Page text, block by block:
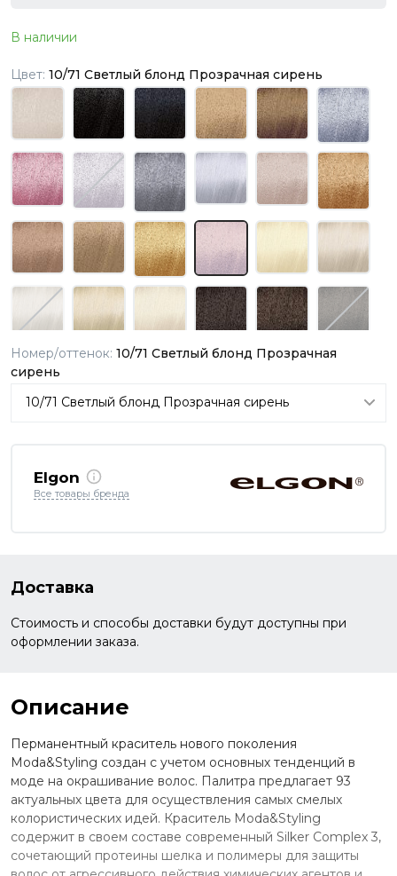
В наличии
Цвет: 10/71 Светлый блонд Прозрачная сирень
Номер/оттенок: 10/71 Светлый блонд Прозрачная
сирень
Elgon
Все товары бренда
Доставка
Стоимость и способы доставки будут доступны при
оформлении заказа.
Описание
Перманентный краситель нового поколения
Moda&Styling создан с учетом основных тенденций в
моде на окрашивание волос. Палитра предлагает 93
актуальных цвета для осуществления самых смелых
колористических идей. Краситель Moda&Styling
содержит в своем составе современный Silker Complex 3,
сочетающий протеины шелка и полимеры для защиты